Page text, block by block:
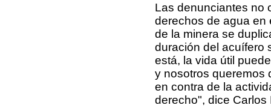
Las denunciantes no
derechos de agua en
de la minera se
duración del acuífero
está, la vida útil
y nosotros queremos
en contra de la
derecho", dice Carlos